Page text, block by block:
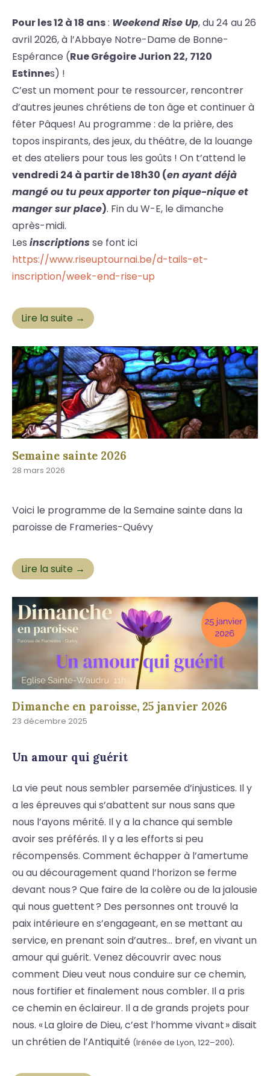
Pour les 12 à 18 ans: Weekend Rise Up, du 24 au 26
avril 2026, à l’Abbaye Notre-Dame de Bonne-
Espérance (Rue Grégoire Jurion 22, 7120
Estinnes) !
C’est un moment pour te ressourcer, rencontrer
d’autres jeunes chrétiens de ton âge et continuer à
fêter Pâques! Au programme : de la prière, des
topos inspirants, des jeux, du théâtre, de la louange
et des ateliers pour tous les goûts ! On t’attend le
vendredi 24 à partir de 18h30 (en ayant déjà
mangé ou tu peux apporter ton pique-nique et
manger sur place). Fin du W-E, le dimanche
après-midi.
Les inscriptionsse font ici
https://www.riseuptournai.be/d-tails-et-
inscription/week-end-rise-up
Lire la suite →
Semaine sainte 2026
28 mars 2026
Voici le programme de la Semaine sainte dans la
paroisse de Frameries-Quévy
Lire la suite →
Dimanche en paroisse, 25 janvier 2026
23 décembre 2025
Un amour qui guérit
La vie peut nous sembler parsemée d’injustices. Il y
a les épreuves qui s’abattent sur nous sans que
nous l’ayons mérité. Il y a la chance qui semble
avoir ses préférés. Il y a les efforts si peu
récompensés. Comment échapper à l’amertume
ou au découragement quand l’horizon se ferme
devant nous ? Que faire de la colère ou de la jalousie
qui nous guettent ? Des personnes ont trouvé la
paix intérieure en s’engageant, en se mettant au
service, en prenant soin d’autres… bref, en vivant un
amour qui guérit. Venez découvrir avec nous
comment Dieu veut nous conduire sur ce chemin,
nous fortifier et finalement nous combler. Il a pris
ce chemin en éclaireur. Il a de grands projets pour
nous. « La gloire de Dieu, c’est l’homme vivant » disait
un chrétien de l’Antiquité (Irénée de Lyon, 122–200).